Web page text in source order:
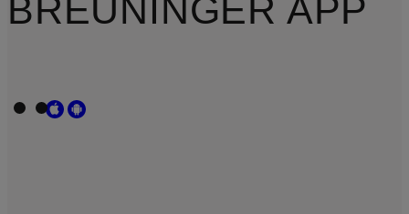
BREUNINGER APP